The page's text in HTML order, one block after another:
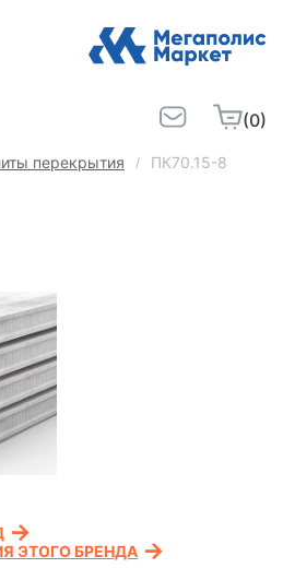
(0)
перекрытия ПК70.15-8
ЭТОГО БРЕНДА